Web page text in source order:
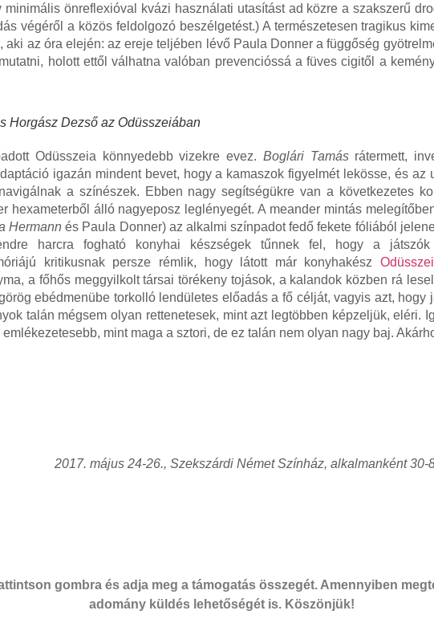
önreflexióval kvázi használati utasítást ad közre a szakszerű
végéről a közös feldolgozó beszélgetést.) A természetesen tragikus
az óra elején: az ereje teljében lévő Paula Donner a függőség
holott ettől válhatna valóban prevencióssá a füves cigitől a
Horgász Dezső az Odüsszeiában
Odüsszeia könnyedebb vizekre evez. Boglári Tamásrátermett,
igazán mindent bevet, hogy a kamaszok figyelmét lekösse, és az
a színészek. Ebben nagy segítségükre van a következetes
hexameterből álló nagyeposz leglényegét. A meander mintás
Hermann és Paula Donner) az alkalmi színpadot fedő fekete fóliából
harcra fogható konyhai készségek tűnnek fel, hogy a játszók
kritikusnak persze rémlik, hogy látott már konyhakész
a főhős meggyilkolt társai törékeny tojások, a kalandok közben rá
ebédmenübe torkolló lendületes előadás a fő célját, vagyis azt, hogy
talán mégsem olyan rettenetesek, mint azt legtöbben képzeljük, eléri.
mint maga a sztori, de ez talán nem olyan nagy baj.
2017. május 24-26., Szekszárdi Német Színház, alkalmanként 30-
gombra és adja meg a támogatás összegét. Amennyiben
adomány küldés lehetőségét is. Köszönjük!